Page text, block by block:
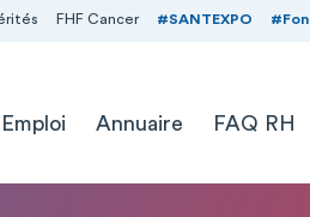
FHF Cancer #SANTEXPO
Emploi Annuaire FAQ RH